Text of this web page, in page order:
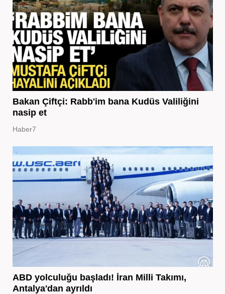
Bakan Çiftçi: Rabb'im bana Kudüs Valiliğini
nasip et
Haber7
ABD yolculuğu başladı! İran Milli Takımı,
Antalya'dan ayrıldı